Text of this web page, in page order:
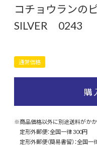
コチョウラン
SILVER 0243
通常価格
購
※商品価格以外に別途送料がかか
定形外郵便：全国一律 300円
定形外郵便（簡易書留）：全国一